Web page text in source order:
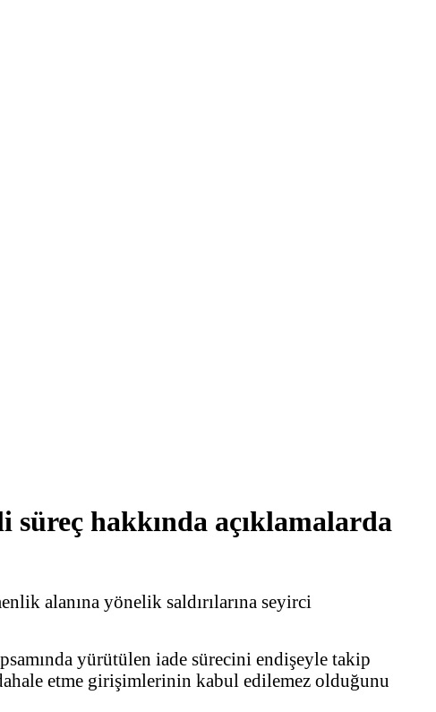
hakkında açıklamalarda
alanına yönelik saldırılarına seyirci
yürütülen iade sürecini endişeyle takip
etme girişimlerinin kabul edilemez olduğunu